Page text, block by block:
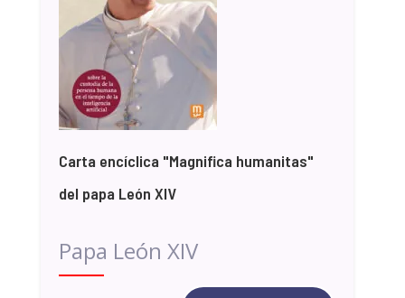
Carta encíclica "Magnifica humanitas"
del papa León XIV
Papa León XIV